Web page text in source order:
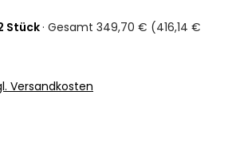
Stück · Gesamt 349,70 € (416,14 €
Versandkosten
von 5 von 5 Sternen